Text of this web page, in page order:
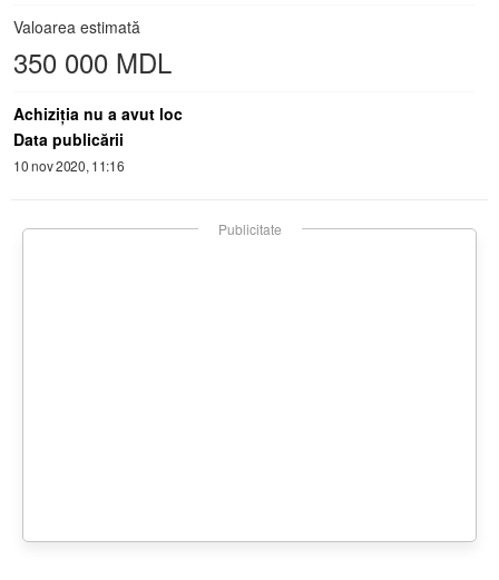
Valoarea estimată
350 000 MDL
Achiziţia nu a avut loc
Data publicării
10 nov 2020, 11:16
Publicitate